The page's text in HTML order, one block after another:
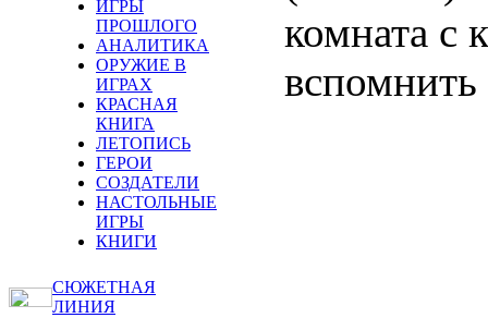
ИГРЫ
ПРОШЛОГО
АНАЛИТИКА
ОРУЖИЕ В
ИГРАХ
КРАСНАЯ
КНИГА
ЛЕТОПИСЬ
ГЕРОИ
СОЗДАТЕЛИ
НАСТОЛЬНЫЕ
ИГРЫ
КНИГИ
СЮЖЕТНАЯ
ЛИНИЯ
комната с